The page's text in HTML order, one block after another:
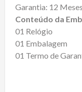
Garantia: 12 Meses
Conteúdo da
01 Relógio
01 Embalagem
01 Termo de